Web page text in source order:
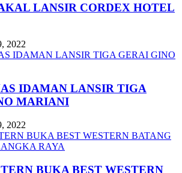
LANSIR CORDEX HOTEL
2022
IDAMAN LANSIR TIGA
MARIANI
2022
BUKA BEST WESTERN